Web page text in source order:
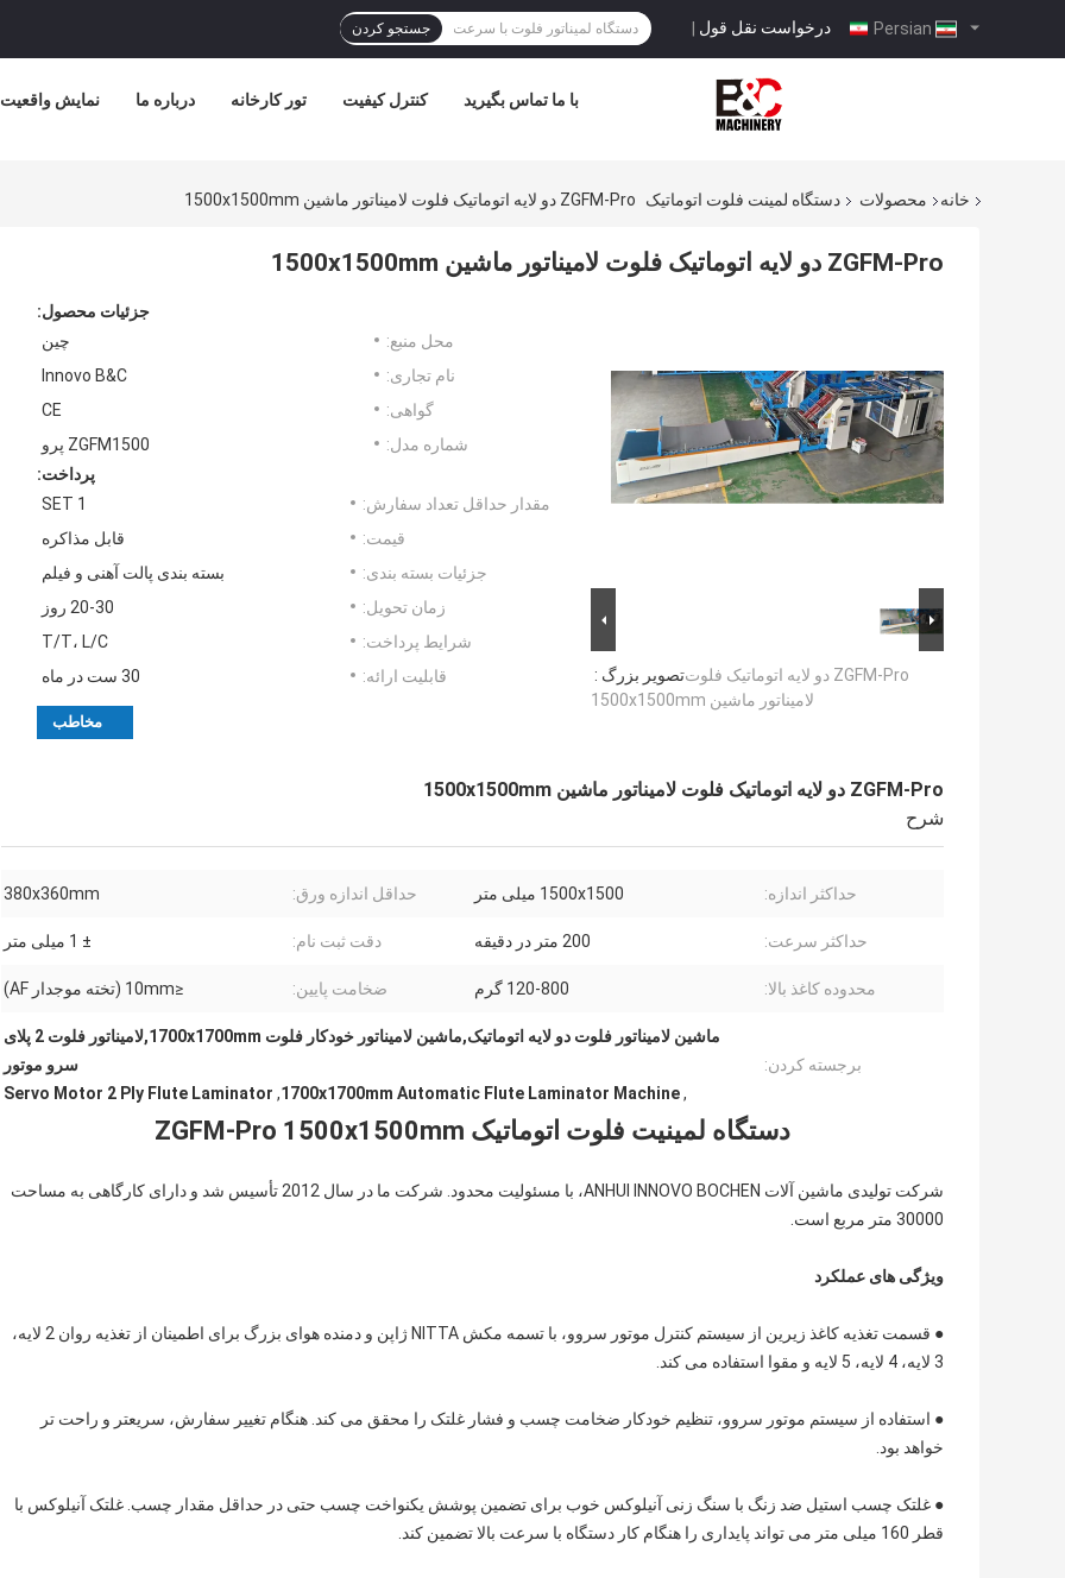
درخواست نقل قول | جستجو کردن
نمایش درباره ما تور کارخانه کنترل کیفیت با ما تماس بگیرید
خانه محصولات دستگاه لمینت فلوت اتوماتیک ZGFM-Pro دو لایه اتوماتیک فلوت لامیناتور ماشین 1500x1500mm
ZGFM-Pro دو لایه اتوماتیک فلوت لامیناتور ماشین 1500x1500mm
تصویر بزرگ :ZGFM-Pro دو لایه اتوماتیک فلوت
لامیناتور ماشین 1500x1500mm
جزئیات محصول:
محل منبع:
چین
نام تجاری:
Innovo B&C
گواهی:
CE
شماره مدل:
ZGFM1500 پرو
پرداخت:
مقدار حداقل تعداد سفارش:
1 SET
قیمت:
قابل مذاکره
جزئیات بسته بندی:
بسته بندی پالت آهنی و فیلم
زمان تحویل:
20-30 روز
شرایط پرداخت:
T/T، L/C
قابلیت ارائه:
30 ست در ماه
مخاطب
ZGFM-Pro دو لایه اتوماتیک فلوت لامیناتور ماشین 1500x1500mm
شرح
حداکثر اندازه: 1500x1500 میلی متر حداقل اندازه ورق: 380x360mm
حداکثر سرعت: 200 متر در دقیقه دقت ثبت نام: ± 1 میلی متر
محدوده کاغذ بالا: 120-800 گرم ضخامت پایین: ≤10mm (تخته موجدار AF)
برجسته کردن:
ماشین لامیناتور فلوت دو لایه اتوماتیک,ماشین لامیناتور خودکار فلوت 1700x1700mm,لامیناتور فلوت 2 پلای
سرو موتور
,
1700x1700mm Automatic Flute Laminator Machine
,
Servo Motor 2 Ply Flute Laminator
دستگاه لمینیت فلوت اتوماتیک ZGFM-Pro 1500x1500mm
شرکت تولیدی ماشین آلات ANHUI INNOVO BOCHEN، با مسئولیت محدود. شرکت ما در سال 2012 تأسیس شد و دارای کارگاهی به مساحت
30000 متر مربع است.
ویژگی های عملکرد
● قسمت تغذیه کاغذ زیرین از سیستم کنترل موتور سروو، با تسمه مکش NITTA ژاپن و دمنده هوای بزرگ برای اطمینان از تغذیه روان 2 لایه،
3 لایه، 4 لایه، 5 لایه و مقوا استفاده می کند.
● استفاده از سیستم موتور سروو، تنظیم خودکار ضخامت چسب و فشار غلتک را محقق می کند. هنگام تغییر سفارش، سریعتر و راحت تر
خواهد بود.
● غلتک چسب استیل ضد زنگ با سنگ زنی آنیلوکس خوب برای تضمین پوشش یکنواخت چسب حتی در حداقل مقدار چسب. غلتک آنیلوکس با
قطر 160 میلی متر می تواند پایداری را هنگام کار دستگاه با سرعت بالا تضمین کند.